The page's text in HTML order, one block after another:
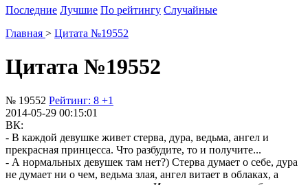
Последние Лучшие По рейтингу Случайные
Главная > Цитата №19552
Цитата №19552
№ 19552 Рейтинг: 8 +1
2014-05-29 00:15:01
ВК:
- В каждой девушке живет стерва, дура, ведьма, ангел и
прекрасная принцесса. Что разбудите, то и получите...
- А нормальных девушек там нет?) Стерва думает о себе, дура
не думает ни о чем, ведьма злая, ангел витает в облаках, а